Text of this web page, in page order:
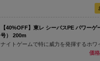
【40%OFF】東レ シーバスPE パワーゲ
号） 200m
ナイトゲームで特に威力を発揮するホワ
価